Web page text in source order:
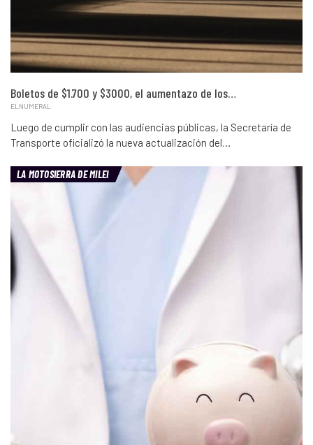
Boletos de $1.700 y $3000, el aumentazo de los…
ELNUMERAL
Luego de cumplir con las audiencias públicas, la Secretaría de
Transporte oficializó la nueva actualización del…
LA MOTOSIERRA DE MILEI